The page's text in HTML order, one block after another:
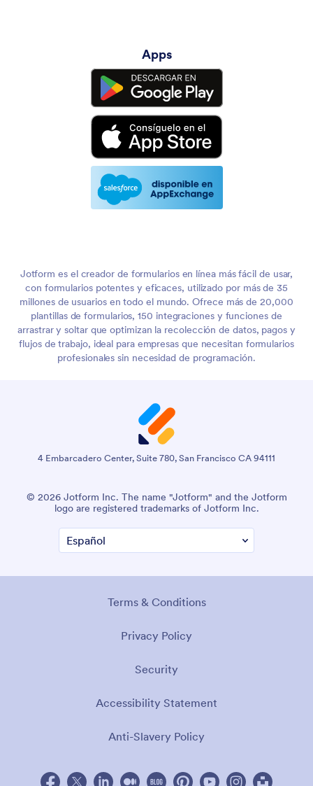
Apps
Jotform es el creador de formularios en línea más fácil de usar,
con formularios potentes y eficaces, utilizado por más de 35
millones de usuarios en todo el mundo. Ofrece más de 20,000
plantillas de formularios, 150 integraciones y funciones de
arrastrar y soltar que optimizan la recolección de datos, pagos y
flujos de trabajo, ideal para empresas que necesitan formularios
profesionales sin necesidad de programación.
4 Embarcadero Center, Suite 780, San Francisco CA 94111
© 2026 Jotform Inc. The name "Jotform" and the Jotform
logo are registered trademarks of Jotform Inc.
Terms & Conditions
Privacy Policy
Security
Accessibility Statement
Anti-Slavery Policy